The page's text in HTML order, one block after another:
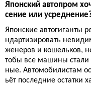
Японский автопром
сение или
Японские автогиганты
ндартизировать
женеров и кошельков,
тобы все машины стали
ные. Автомобилистам
ьёт последние остатки